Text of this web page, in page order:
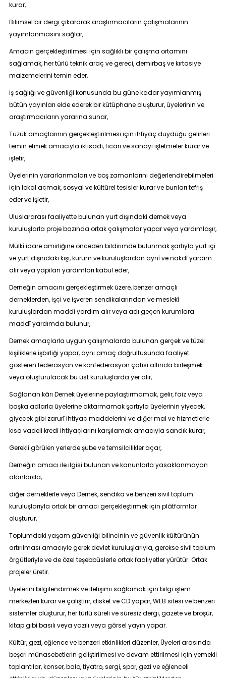
kurar,
Bilimsel bir dergi çıkararak araştırmacıların çalışmalarının
yayımlanmasını sağlar,
Amacın gerçekleştirilmesi için sağlıklı bir çalışma ortamını
sağlamak, her türlü teknik araç ve gereci, demirbaş ve kırtasiye
malzemelerini temin eder,
İş sağlığı ve güvenliği konusunda bu güne kadar yayımlanmış
bütün yayınları elde ederek bir kütüphane oluşturur, üyelerinin ve
araştırmacıların yararına sunar,
Tüzük amaçlarının gerçekleştirilmesi için ihtiyaç duyduğu gelirleri
temin etmek amacıyla iktisadi, ticari ve sanayi işletmeler kurar ve
işletir,
Üyelerinin yararlanmaları ve boş zamanlarını değerlendirebilmeleri
için lokal açmak, sosyal ve kültürel tesisler kurar ve bunları tefriş
eder ve işletir,
Uluslararası faaliyette bulunan yurt dışındaki dernek veya
kuruluşlarla proje bazında ortak çalışmalar yapar veya yardımlaşır,
Mülkî idare amirliğine önceden bildirimde bulunmak şartıyla yurt içi
ve yurt dışındaki kişi, kurum ve kuruluşlardan aynî ve nakdî yardım
alır veya yapılan yardımları kabul eder,
Derneğin amacını gerçekleştirmek üzere, benzer amaçlı
derneklerden, işçi ve işveren sendikalarından ve meslekî
kuruluşlardan maddî yardım alır veya adı geçen kurumlara
maddî yardımda bulunur,
Dernek amaçlarla uygun çalışmalarda bulunan gerçek ve tüzel
kişiliklerle işbirliği yapar, aynı amaç doğrultusunda faaliyet
gösteren federasyon ve konfederasyon çatısı altında birleşmek
veya oluşturulacak bu üst kuruluşlarda yer alır,
Sağlanan kârı Dernek üyelerine paylaştırmamak, gelir, faiz veya
başka adlarla üyelerine aktarmamak şartıyla üyelerinin yiyecek,
giyecek gibi zarurî ihtiyaç maddelerini ve diğer mal ve hizmetlerle
kısa vadeli kredi ihtiyaçlarını karşılamak amacıyla sandık kurar,
Gerekli görülen yerlerde şube ve temsilcilikler açar,
Derneğin amacı ile ilgisi bulunan ve kanunlarla yasaklanmayan
alanlarda,
diğer derneklerle veya Dernek, sendika ve benzeri sivil toplum
kuruluşlarıyla ortak bir amacı gerçekleştirmek için plâtformlar
oluşturur,
Toplumdaki yaşam güvenliği bilincinin ve güvenlik kültürünün
artırılması amacıyle gerek devlet kuruluşlarıyla, gerekse sivil toplum
örgütleriyle ve de özel teşebbüslerle ortak faaliyetler yürütür. Ortak
projeler üretir.
Üyelerini bilgilendirmek ve iletişimi sağlamak için bilgi işlem
merkezleri kurar ve çalıştırır, disket ve CD yapar, WEB sitesi ve benzeri
sistemler oluşturur, her türlü süreli ve süresiz dergi, gazete ve broşür,
kitap gibi basılı veya yazılı veya görsel yayın yapar.
Kültür, gezi, eğlence ve benzeri etkinlikleri düzenler, Üyeleri arasında
beşeri münasebetlerin geliştirilmesi ve devam ettirilmesi için yemekli
toplantılar, konser, balo, tiyatro, sergi, spor, gezi ve eğlenceli